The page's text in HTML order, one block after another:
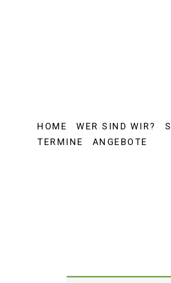
HOME WER SIND WIR?
TERMINE
ANGEBOTE